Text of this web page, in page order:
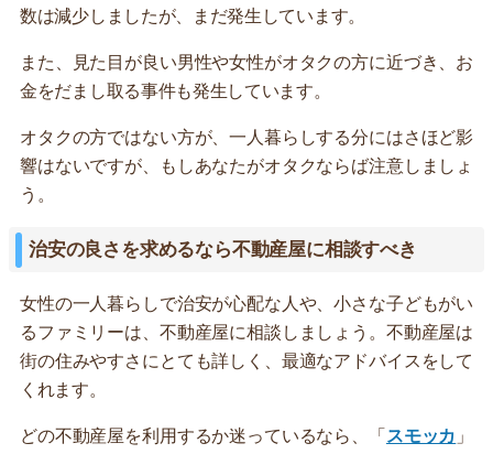
数は減少しましたが、まだ発生しています。
また、見た目が良い男性や女性がオタクの方に近づき、お
金をだまし取る事件も発生しています。
オタクの方ではない方が、一人暮らしする分にはさほど影
響はないですが、もしあなたがオタクならば注意しましょ
う。
治安の良さを求めるなら不動産屋に相談すべき
女性の一人暮らしで治安が心配な人や、小さな子どもがい
るファミリーは、不動産屋に相談しましょう。不動産屋は
街の住みやすさにとても詳しく、最適なアドバイスをして
くれます。
どの不動産屋を利用するか迷っているなら、「 スモッカ 」